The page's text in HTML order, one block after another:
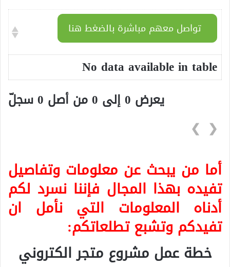
تواصل معهم مباشرة بالضغط هنا
No data available in table
يعرض 0 إلى 0 من أصل 0 سجلّ
❮
❯
أما من يبحث عن معلومات وتفاصيل
تفيده بهذا المجال فإننا نسرد لكم
أدناه المعلومات التي نأمل ان
تفيدكم وتشبع تطلعاتكم:
خطة عمل مشروع متجر الكتروني